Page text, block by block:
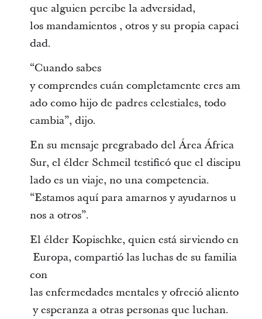
que alguien percibe la adversidad,
los mandamientos , otros y su propia capaci
dad.
“Cuando sabes
y comprendes cuán completamente eres am
ado como hijo de padres celestiales, todo
cambia”, dijo.
En su mensaje pregrabado del Área África
Sur, el élder Schmeil testificó que el discipu
lado es un viaje, no una competencia.
“Estamos aquí para amarnos y ayudarnos u
nos a otros”.
El élder Kopischke, quien está sirviendo en
Europa, compartió las luchas de su familia
con
las enfermedades mentales y ofreció aliento
y esperanza a otras personas que luchan.